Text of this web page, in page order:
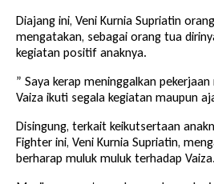
Diajang ini, Veni Kurnia Supriatin
mengatakan, sebagai orang tua
kegiatan positif anaknya.
” Saya kerap meninggalkan
Vaiza ikuti segala kegiatan maupun
Disingung, terkait keikutsertaan
Fighter ini, Veni Kurnia Supriatin,
berharap muluk muluk terhadap Vaiza.